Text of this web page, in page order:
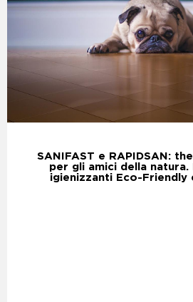
SANIFAST e RAPIDSAN:
per gli amici della natura.
igienizzanti Eco-Friendly